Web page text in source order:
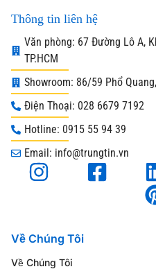
Thông tin liên hệ
Văn phòng: 67 Đường Lô A,
TP.HCM
Showroom: 86/59 Phổ
Điện Thoại: 028 6679 7192
Hotline: 0915 55 94 39
Email: info@trungtin.vn
Về Chúng Tôi
Về Chúng Tôi